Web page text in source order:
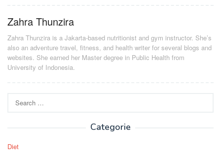
Zahra Thunzira
Zahra Thunzira is a Jakarta-based nutritionist and gym instructor. She’s
also an adventure travel, fitness, and health writer for several blogs and
websites. She earned her Master degree in Public Health from
University of Indonesia.
for:
Categorie
Diet